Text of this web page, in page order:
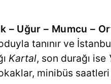
– Uğur – Mumcu –
tanınır ve
Kartal, son durağı ise
minibüs